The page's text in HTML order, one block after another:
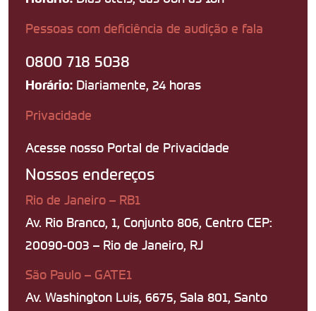
Pessoas com deficiência de audição e fala
0800 718 5038
Horário: Diariamente, 24 horas
Privacidade
Acesse nosso Portal de Privacidade
Nossos endereços
Rio de Janeiro – RB1
Av. Rio Branco, 1, Conjunto 806, Centro CEP:
20090-003 – Rio de Janeiro, RJ
São Paulo – GATE1
Av. Washington Luis, 6675, Sala 801, Santo